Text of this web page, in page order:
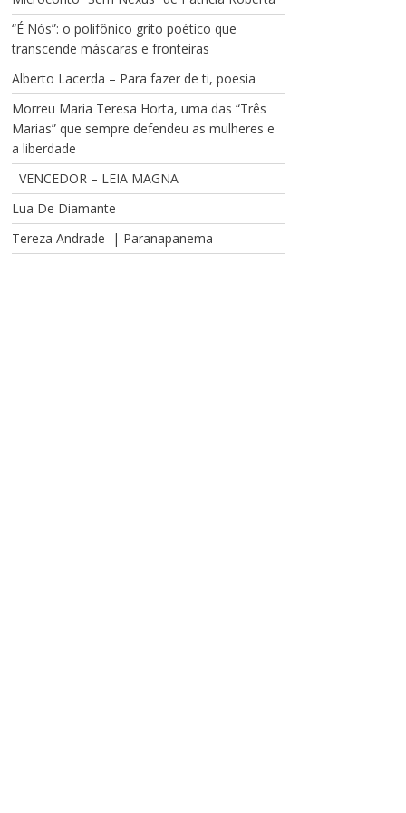
“É Nós”: o polifônico grito poético que
transcende máscaras e fronteiras
Alberto Lacerda – Para fazer de ti, poesia
Morreu Maria Teresa Horta, uma das “Três
Marias” que sempre defendeu as mulheres e
a liberdade
VENCEDOR – LEIA MAGNA
Lua De Diamante
Tereza Andrade | Paranapanema